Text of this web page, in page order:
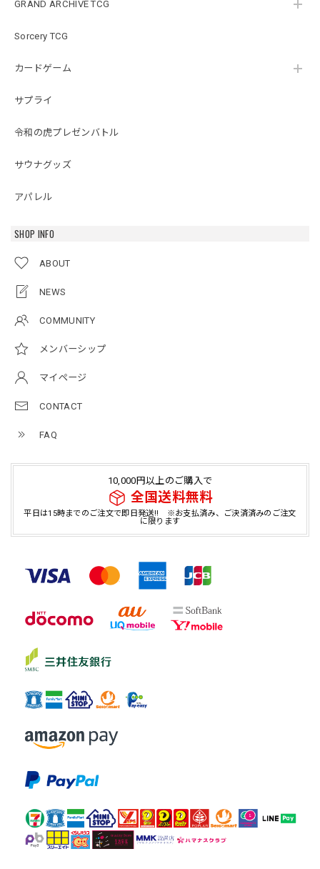
GRAND ARCHIVE TCG
Sorcery TCG
カードゲーム
サプライ
令和の虎プレゼンバトル
サウナグッズ
アパレル
SHOP INFO
ABOUT
NEWS
COMMUNITY
メンバーシップ
マイページ
CONTACT
FAQ
10,000円以上のご購入で
全国送料無料
平日は15時までのご注文で即日発送!! ※お支払済み、ご決済済みのご注文
に限ります